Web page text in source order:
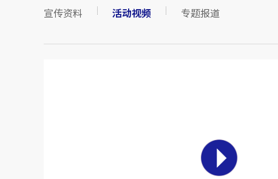
宣传资料 活动视频 专题报道